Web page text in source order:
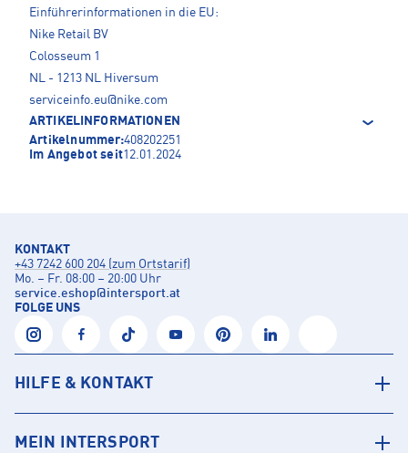
Einführerinformationen in die EU:
Nike Retail BV
Colosseum 1
NL - 1213 NL Hiversum
serviceinfo.eu@nike.com
ARTIKELINFORMATIONEN
Artikelnummer:408202251
Im Angebot seit12.01.2024
KONTAKT
+43 7242 600 204 (zum Ortstarif)
Mo. – Fr. 08:00 – 20:00 Uhr
service.eshop@intersport.at
FOLGE UNS
HILFE & KONTAKT
MEIN INTERSPORT